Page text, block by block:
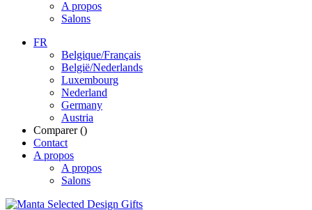
A propos
Salons
FR
Belgique/Français
België/Nederlands
Luxembourg
Nederland
Germany
Austria
Comparer ()
Contact
A propos
A propos
Salons